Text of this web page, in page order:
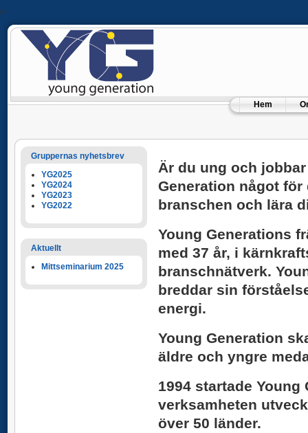
/>
Hem
Gruppernas nyhetsbrev
YG2025
YG2024
YG2023
YG2022
Aktuellt
Mittseminarium 2025
Är du ung och
Generation något
branschen och lära
Young Generations
med 37 år, i
branschnätverk.
breddar sin
energi.
Young Generation
äldre och yngre
1994 startade
verksamheten
över 50 länder.